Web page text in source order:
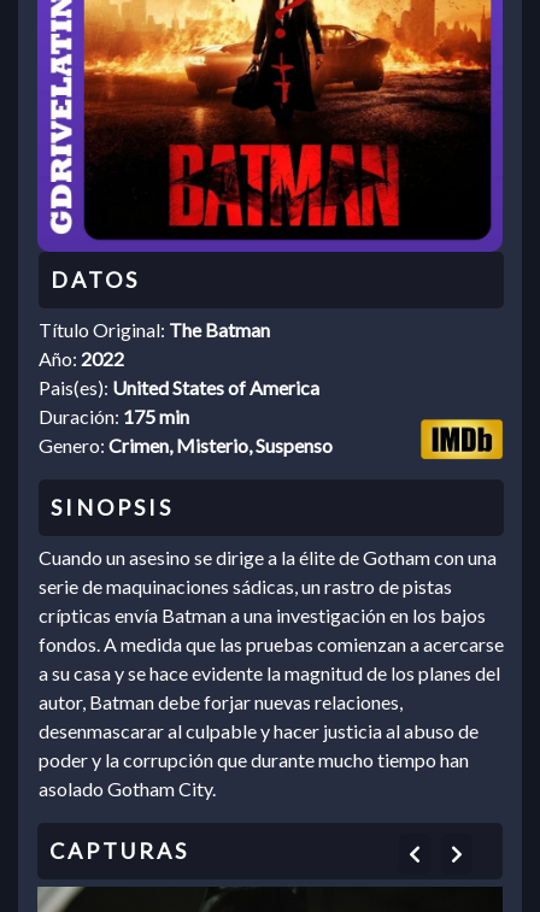
Título Original: The Batman
Año: 2022
Pais(es): United States of America
Duración: 175 min
Genero: Crimen, Misterio, Suspenso
Cuando un asesino se dirige a la élite de Gotham con una
serie de maquinaciones sádicas, un rastro de pistas
crípticas envía Batman a una investigación en los bajos
fondos. A medida que las pruebas comienzan a acercarse
a su casa y se hace evidente la magnitud de los planes del
autor, Batman debe forjar nuevas relaciones,
desenmascarar al culpable y hacer justicia al abuso de
poder y la corrupción que durante mucho tiempo han
asolado Gotham City.
Previous